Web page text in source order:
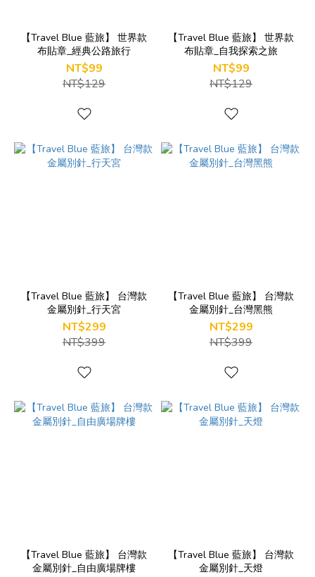
【Travel Blue 藍旅】 世界款
布貼章_經典公路旅行
NT$99
NT$129
【Travel Blue 藍旅】 世界款
布貼章_自我探索之旅
NT$99
NT$129
【Travel Blue 藍旅】 台灣款
金屬別針_行天宮
NT$299
NT$399
【Travel Blue 藍旅】 台灣款
金屬別針_台灣黑熊
NT$299
NT$399
【Travel Blue 藍旅】 台灣款
金屬別針_自由廣場牌樓
【Travel Blue 藍旅】 台灣款
金屬別針_天燈